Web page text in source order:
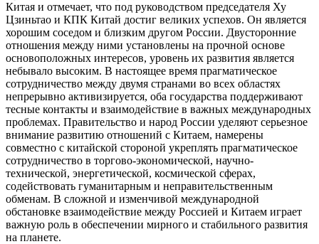
Китая и отмечает, что под руководством председателя Ху
Цзиньтао и КПК Китай достиг великих успехов. Он является
хорошим соседом и близким другом России. Двусторонние
отношения между ними установлены на прочной основе
основоположных интересов, уровень их развития является
небывало высоким. В настоящее время прагматическое
сотрудничество между двумя странами во всех областях
непрерывно активизируется, оба государства поддерживают
тесные контакты и взаимодействие в важных международных
проблемах. Правительство и народ России уделяют серьезное
внимание развитию отношений с Китаем, намерены
совместно с китайской стороной укреплять прагматическое
сотрудничество в торгово-экономической, научно-
технической, энергетической, космической сферах,
содействовать гуманитарным и неправительственным
обменам. В сложной и изменчивой международной
обстановке взаимодействие между Россией и Китаем играет
важную роль в обеспечении мирного и стабильного развития
на планете.